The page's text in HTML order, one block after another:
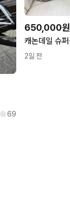
69
650,000원
2일 전